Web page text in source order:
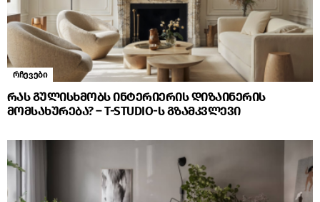
რჩევები
რას გულისხმობს ინტერიერის დიზაინერის
მომსახურება? – T-STUDIO-ს გზამკვლევი